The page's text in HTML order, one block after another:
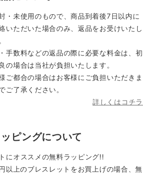
・未使用のもので、商品到着後7日以内に
いただいた場合のみ、返品をお受けいたし
手数料などの返品の際に必要な料金は、初
の場合は当社が負担いたします。
ご都合の場合はお客様にご負担いただきま
ご了承ください。
詳しくはコチラ
ピングについて
にオススメの無料ラッピング!!
以上のブレスレットをお買上げの場合、無